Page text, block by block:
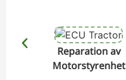
Reparation av
Motorstyrenhet